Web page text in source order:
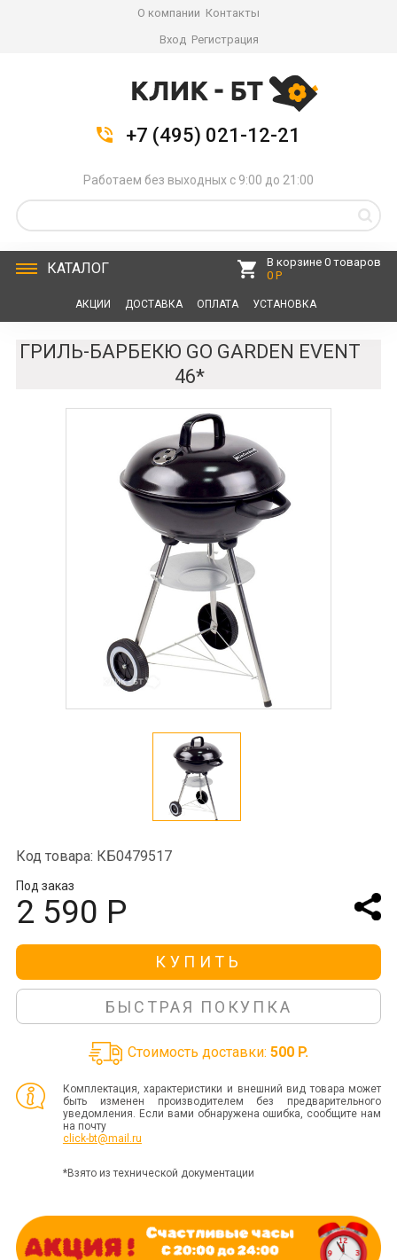
О компании Контакты
Вход Регистрация
+7 (495) 021-12-21
Работаем без выходных с 9:00 до 21:00
КАТАЛОГ
В корзине 0 товаров
0 Р
АКЦИИ ДОСТАВКА ОПЛАТА УСТАНОВКА
ГРИЛЬ-БАРБЕКЮ GO GARDEN EVENT
46*
Код товара: КБ0479517
Под заказ
2 590 Р
КУПИТЬ
БЫСТРАЯ ПОКУПКА
Стоимость доставки: 500 P.
Комплектация, характеристики и внешний вид товара может
быть изменен производителем без предварительного
уведомления. Если вами обнаружена ошибка, сообщите нам
на почту
click-bt@mail.ru
*Взято из технической документации